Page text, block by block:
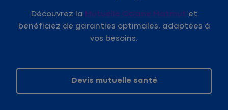
Découvrez la Mutuelle Ociane Matmut et
bénéficiez de garanties optimales, adaptées à
vos besoins.
Devis mutuelle santé